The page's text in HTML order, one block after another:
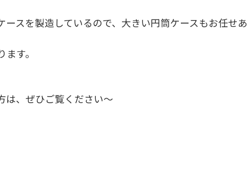
ースを製造しているので、大きい円筒ケースもお任せあ
す。
は、ぜひご覧ください～